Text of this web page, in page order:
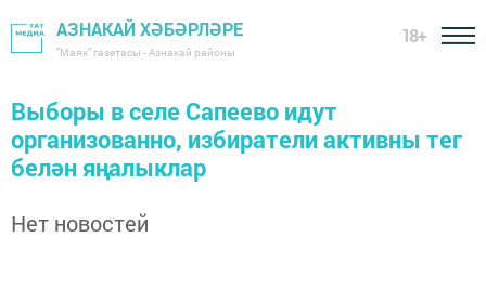
АЗНАКАЙ ХӘБӘРЛӘРЕ
"Маяк" газетасы - Азнакай районы
18+
Выборы в селе Сапеево идут
организованно, избиратели активны тег
белән яңалыклар
Нет новостей